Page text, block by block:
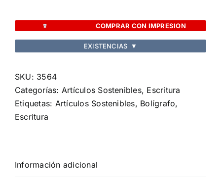
cantidad
COMPRAR CON IMPRESION
EXISTENCIAS ▼
SKU: 3564
Categorías: Artículos Sostenibles, Escritura
Etiquetas: Artículos Sostenibles, Bolígrafo,
Escritura
Información adicional